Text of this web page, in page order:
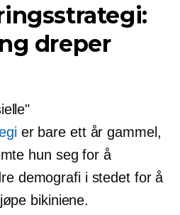
dreper
er bare ett år gammel,
hun seg for å
demografi i stedet for å
bikiniene.